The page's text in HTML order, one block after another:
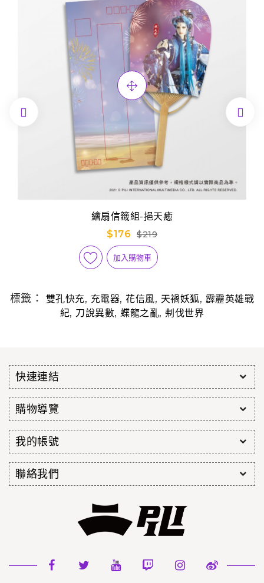
繪扇信籤組-挹天癒
$176
$219
加入購物車
 
標籤： 雙孔快充, 充電器,花信風, 天禍妖狐, 霹靂英雄戰
紀,刀說異數,蝶龍之亂, 刜伐世界
快速連結
購物導覽
我的帳號
聯絡我們